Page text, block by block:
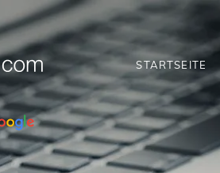
STARTSEITE